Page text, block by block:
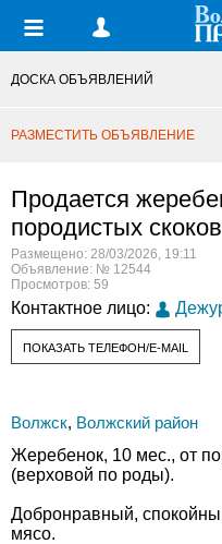
ДОСКА ОБЪЯВЛЕНИЙ
РАЗМЕСТИТЬ ОБЪЯВЛЕНИЕ
Продается
породистых
Размещено: 28/03/2026, 19:11
Объявление: № 12544
Просмотров: 59
Контактное лицо:
ПОКАЗАТЬ ТЕЛЕФОН/E-MAIL
Волжск, Волжский район
Жеребенок, 10 мес., от
(верховой по роды).
Добронравный,
мясо.